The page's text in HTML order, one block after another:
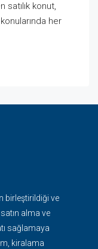
satılık konut,
her
birleştirildiği ve
alma ve
sağlamaya
kiralama